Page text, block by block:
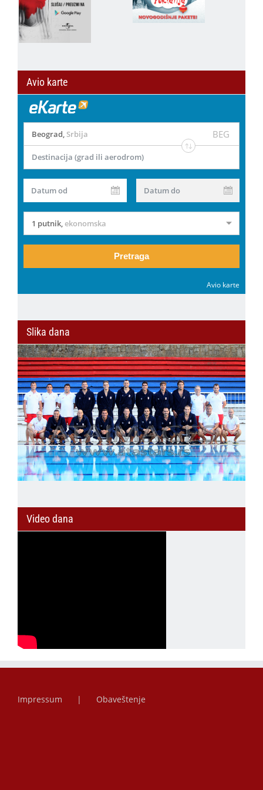
Avio karte
Beograd, Srbija BEG
Destinacija (grad ili aerodrom)
Datum od Datum do
1 putnik,ekonomska
Pretraga
Avio karte
Slika dana
Video dana
Impressum Obaveštenje